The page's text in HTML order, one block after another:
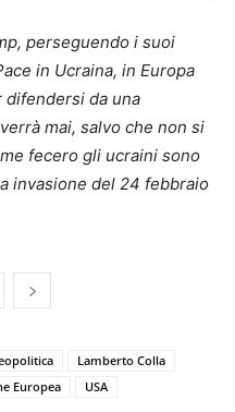
perseguendo i suoi
in Ucraina, in Europa
da una
mai, salvo che non si
fecero gli ucraini sono
invasione del 24 febbraio
Lamberto Colla
Europea USA